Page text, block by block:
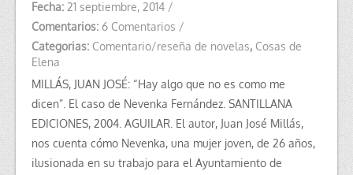
Fecha: 21 septiembre, 2014 /
Comentarios: 6 Comentarios /
Categorias: Comentario/reseña de novelas, Cosas de
Elena
MILLÁS, JUAN JOSÉ: “Hay algo que no es como me
dicen”. El caso de Nevenka Fernández. SANTILLANA
EDICIONES, 2004. AGUILAR. El autor, Juan José Millás,
nos cuenta cómo Nevenka, una mujer joven, de 26 años,
ilusionada en su trabajo para el Ayuntamiento de